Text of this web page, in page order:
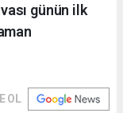
günün ilk
OL